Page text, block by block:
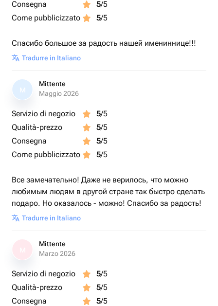
Consegna 5/5
Come pubblicizzato
5/5
Спасибо большое за радость нашей имениннице!!!
Tradurre in Italiano
M
Mittente
Maggio 2026
Servizio di negozio 5/5
Qualità-prezzo
5/5
Consegna
5/5
Come pubblicizzato
5/5
Все замечательно! Даже не верилось, что можно
любимым людям в другой стране так быстро сделать
подаро. Но оказалось - можно! Спасибо за радость!
Tradurre in Italiano
Mittente
Marzo 2026
Servizio di negozio 5/5
Qualità-prezzo
5/5
Consegna
5/5